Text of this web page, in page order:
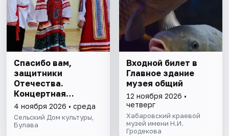
Спасибо вам,
защитники
Отечества.
Концертная
программа
4 ноября 2026 • среда
Сельский Дом культуры,
Булава
Входной билет в
Главное здание
музея общий
12 ноября 2026 •
четверг
Хабаровский краевой
музей имени Н.И.
Гродекова